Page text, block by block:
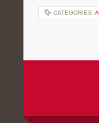
CATEGORIES: